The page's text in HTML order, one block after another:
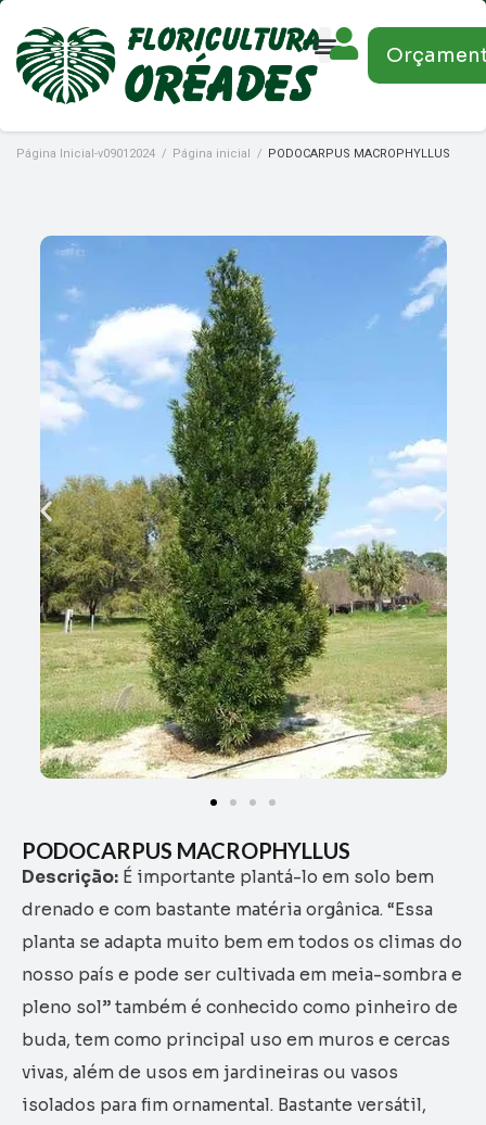
Página Inicial-v09012024 / Página inicial / PODOCARPUS MACROPHYLLUS
PODOCARPUS MACROPHYLLUS
Descrição: É importante plantá-lo em solo bem
drenado e com bastante matéria orgânica. “Essa
planta se adapta muito bem em todos os climas do
nosso país e pode ser cultivada em meia-sombra e
pleno sol” também é conhecido como pinheiro de
buda, tem como principal uso em muros e cercas
vivas, além de usos em jardineiras ou vasos
isolados para fim ornamental. Bastante versátil,